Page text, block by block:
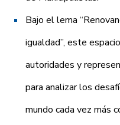
Bajo el lema
igualdad”, este
autoridades y
para analizar los
mundo cada vez más